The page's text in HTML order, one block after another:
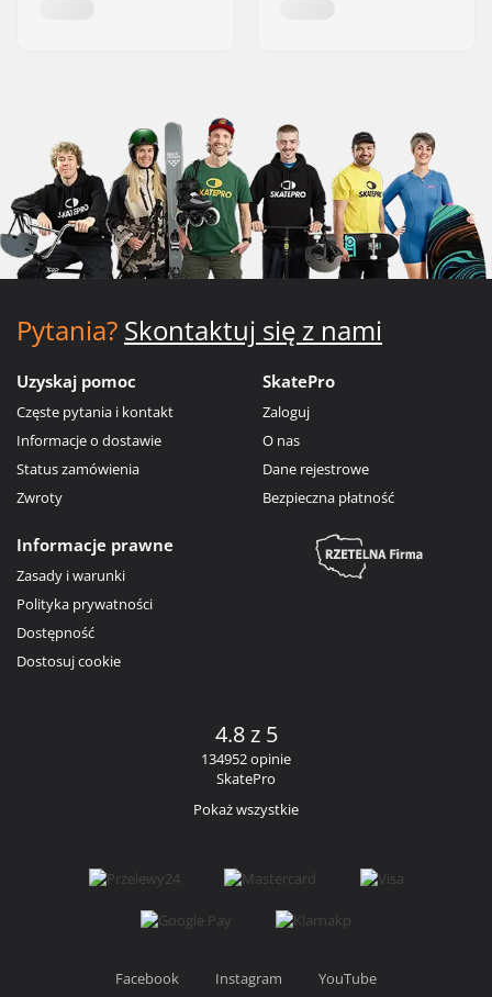
Pytania? Skontaktuj się z nami
Uzyskaj pomoc
Częste pytania i kontakt
Informacje o dostawie
Status zamówienia
Zwroty
SkatePro
Zaloguj
O nas
Dane rejestrowe
Bezpieczna płatność
Informacje prawne
Zasady i warunki
Polityka prywatności
Dostępność
Dostosuj cookie
4.8 z 5
134952 opinie
SkatePro
Pokaż wszystkie
Facebook Instagram YouTube